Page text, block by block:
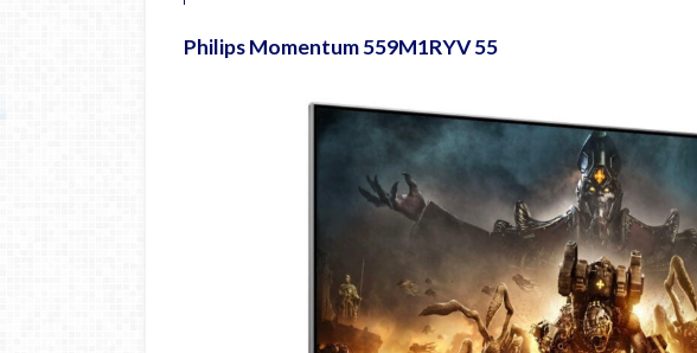
Philips Momentum 559M1RYV55